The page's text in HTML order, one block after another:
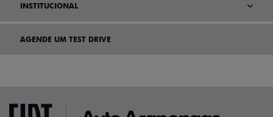
INSTITUCIONAL
AGENDE UM TEST DRIVE